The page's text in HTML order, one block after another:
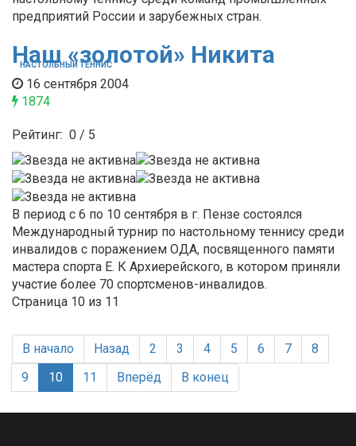
предприятий России и зарубежных стран.
НАСТОЛЬНЫЙ ТЕННИС
Наш «золотой» Никита
16 сентября 2004
1874
Рейтинг: 0 / 5
В период с 6 по 10 сентября в г. Пензе состоялся
Международный турнир по настольному теннису среди
инвалидов с поражением ОДА, посвященного памяти
мастера спорта Е. К Архиерейского, в котором приняли
участие более 70 спортсменов-инвалидов.
Страница 10 из 11
В начало Назад 2 3 4 5 6 7
8
9
10 11 Вперёд В конец